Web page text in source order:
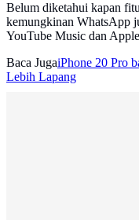
Belum diketahui kapan
kemungkinan WhatsApp
YouTube Music dan
Baca JugaiPhone 20 Pro
Lebih Lapang